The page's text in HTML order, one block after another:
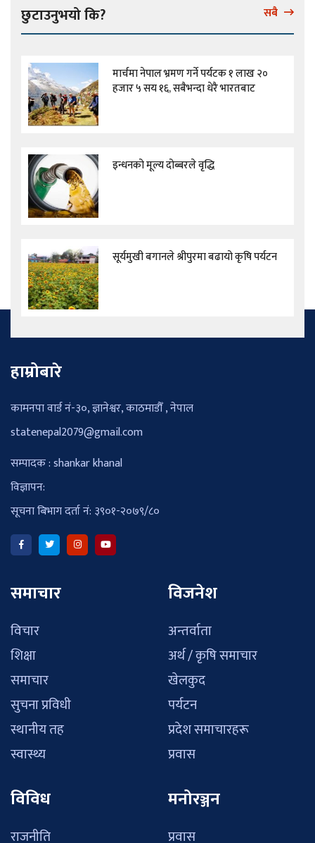
छुटाउनुभयो कि? सबै
मार्चमा नेपाल भ्रमण गर्ने पर्यटक १ लाख २०
हजार ५ सय १६, सबैभन्दा धेरै भारतबाट
इन्धनको मूल्य दोब्बरले वृद्धि
सूर्यमुखी बगानले श्रीपुरमा बढायो कृषि पर्यटन
हाम्रोबारे
कामनपा वार्ड नं-३०, ज्ञानेश्वर, काठमाडौँ , नेपाल
statenepal2079@gmail.com
सम्पादक : shankar khanal
विज्ञापन:
सूचना बिभाग दर्ता नं: ३९०१-२०७९/८०
समाचार
विचार
शिक्षा
समाचार
सुचना प्रविधी
स्थानीय तह
स्वास्थ्य
विजनेश
अन्तर्वाता
अर्थ / कृषि समाचार
खेलकुद
पर्यटन
प्रदेश समाचारहरू
प्रवास
विविध
राजनीति
मनोरञ्जन
प्रवास